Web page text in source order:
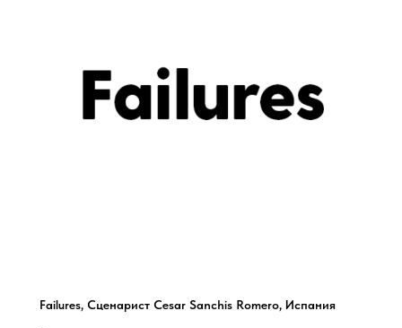
Failures, Сценарист Cesar Sanchis Romero, Испания